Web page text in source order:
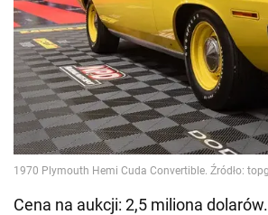
Cena na aukcji: 2,5 miliona dolarów.